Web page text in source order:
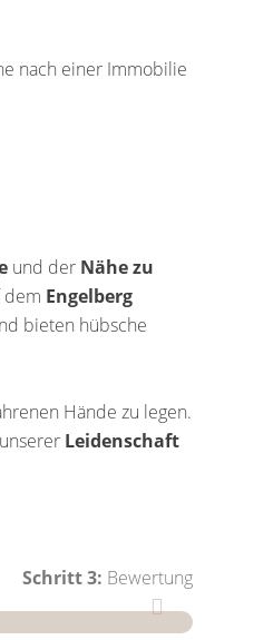
nach einer Immobilie
und der Nähe zu
dem Engelberg
bieten hübsche
Hände zu legen.
Leidenschaft
Schritt 3: Bewertung